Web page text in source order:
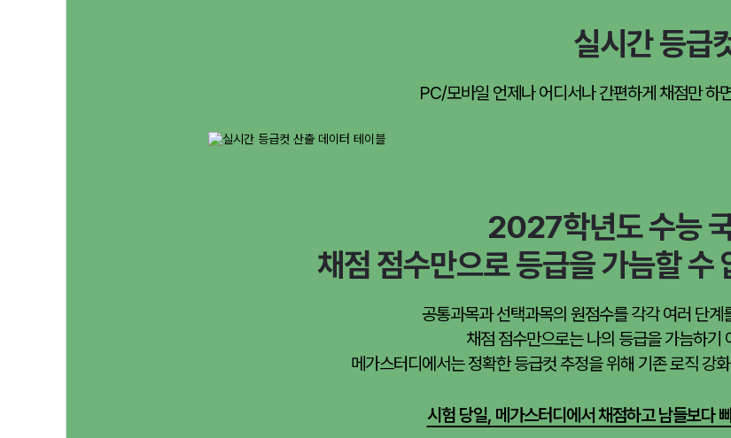
실시간 등급
PC/모바일 언제나 어디서나 간편하게 채점만 하
2027학년도 수능
채점 점수만으로 등급을 가늠할 수
공통과목과 선택과목의 원점수를 각각 여러 단계
채점 점수만으로는 나의 등급을 가늠하기
메가스터디에서는 정확한 등급컷 추정을 위해 기존 로직 강
시험 당일, 메가스터디에서 채점하고 남들보다